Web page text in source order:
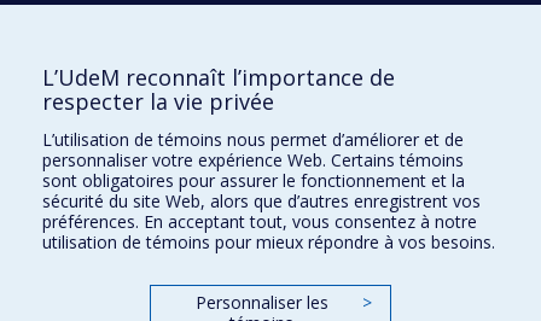
Comment soutenir l'École?
BESOIN D'AIDE?
Plan du site
Signaler une erreur
Accessibilité
FACULTÉ DES ARTS ET DES SCIENCES
Nos départements et écoles
L’UdeM reconnaît l’importance de
respecter la vie privée
L’utilisation de témoins nous permet d’améliorer et de
personnaliser votre expérience Web. Certains témoins
sont obligatoires pour assurer le fonctionnement et la
sécurité du site Web, alors que d’autres enregistrent vos
préférences. En acceptant tout, vous consentez à notre
utilisation de témoins pour mieux répondre à vos besoins.
Personnaliser les
>